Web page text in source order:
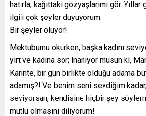
hatırla, kağıttaki gözyaşlarımı gör.
ilgili çok şeyler duyuyorum.
Bir şeyler oluyor!
Mektubumu okurken, başka kadını
yırt ve kadına sor; inanıyor musun ki,
Karinte, bir gün birlikte olduğu adama
adamış?! Ve benim seni sevdiğim kadar,
seviyorsan, kendisine hiçbir şey
mutlu olmasını diliyorum!